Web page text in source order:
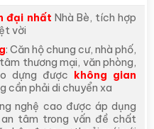
đại nhất Nhà Bè, tích hợp
vời
: Căn hộ chung cư, nhà phố,
thương mại, văn phòng,
dựng được không gian
cần phải di chuyển xa
nghệ cao được áp dụng
tâm trong vấn đề chất